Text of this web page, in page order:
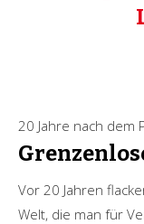
20 Jahre nach dem
Vor 20 Jahren
Welt, die man für